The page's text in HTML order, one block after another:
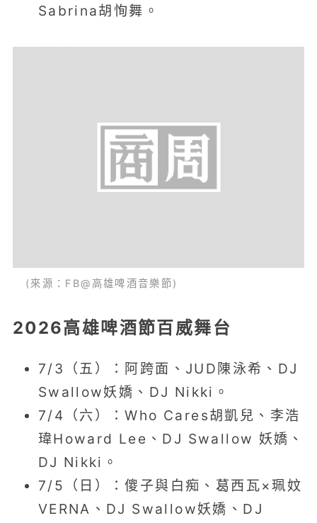
Sabrina胡恂舞。
(來源：FB@高雄啤酒音樂節)
2026高雄啤酒節百威舞台
7/3（五）：阿跨面、JUD陳泳希、DJ
Swallow妖嬌、DJ Nikki。
7/4（六）：Who Cares胡凱兒、李浩
瑋Howard Lee、DJ Swallow 妖嬌、
DJ Nikki。
7/5（日）：傻子與白痴、葛西瓦×珮妏
VERNA、DJ Swallow妖嬌、DJ